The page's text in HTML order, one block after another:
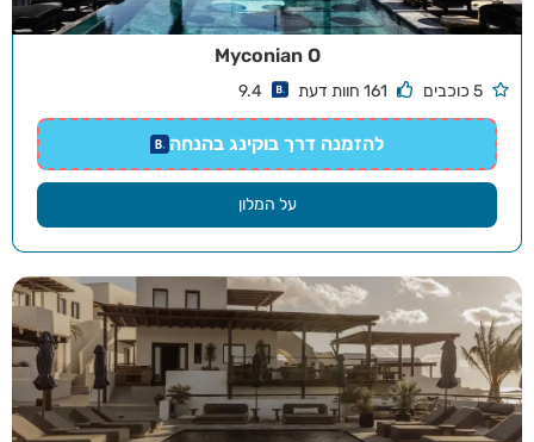
Myconian O
5 כוכבים 161 חוות דעת 9.4
להזמנה דרך בוקינג בהנחה
על המלון